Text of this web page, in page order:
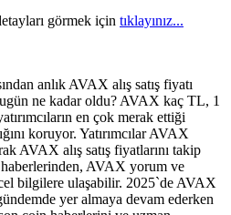
görmek için tıklayınız...
anlık AVAX alış satış fiyatı
ne kadar oldu? AVAX kaç TL, 1
en çok merak ettiği
koruyor. Yatırımcılar AVAX
AVAX alış satış fiyatlarını takip
AVAX yorum ve
bilgilere ulaşabilir. 2025`de AVAX
yer almaya devam ederken